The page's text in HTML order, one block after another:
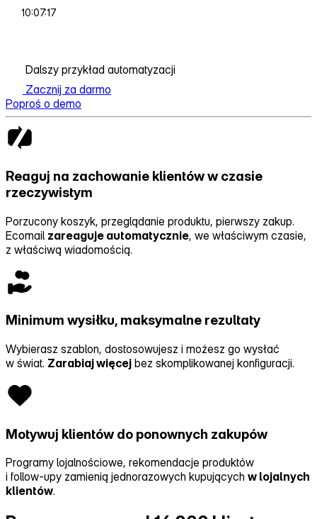
10:07:17
Dalszy przykład automatyzacji
Zacznij za darmo
Poproś o demo
Reaguj na zachowanie klientów w czasie
rzeczywistym
Porzucony koszyk, przeglądanie produktu, pierwszy zakup.
Ecomail zareaguje automatycznie, we właściwym czasie,
z właściwą wiadomością.
Minimum wysiłku, maksymalne rezultaty
Wybierasz szablon, dostosowujesz i możesz go wysłać
w świat. Zarabiaj więcej bez skomplikowanej konfiguracji.
Motywuj klientów do ponownych zakupów
Programy lojalnościowe, rekomendacje produktów
i follow‑upy zamienią jednorazowych kupujących w lojalnych
klientów.